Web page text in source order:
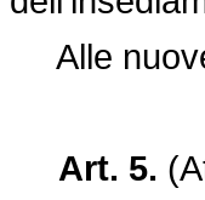
Alle
Art. 5.